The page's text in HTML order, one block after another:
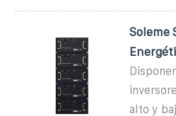
Soleme
alto y